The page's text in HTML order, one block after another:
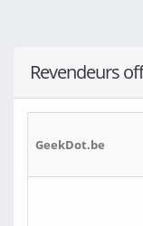
Revendeurs
GeekDot.be